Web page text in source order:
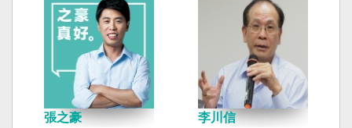
張之豪
李川信